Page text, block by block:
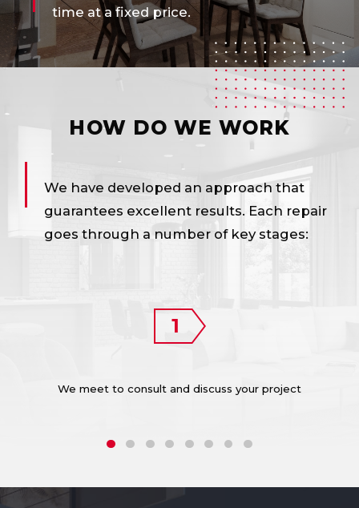
time at a fixed price.
HOW DO WE WORK
We have developed an approach that
guarantees excellent results. Each repair
goes through a number of key stages:
We meet to consult and discuss your project